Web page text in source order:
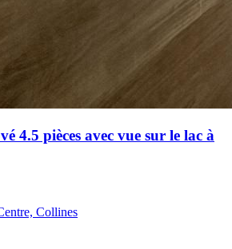
4.5 pièces avec vue sur le lac à
Collines